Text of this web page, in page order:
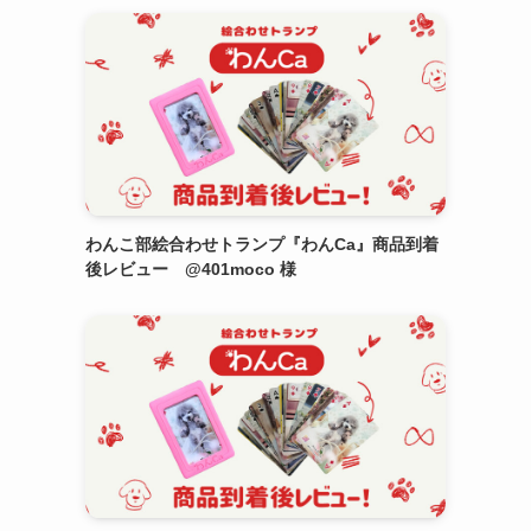
わんこ部絵合わせトランプ『わんCa』商品到着
後レビュー @401moco 様